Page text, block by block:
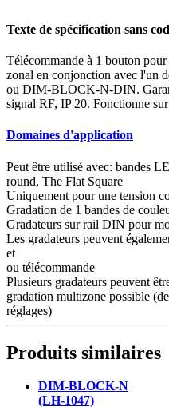
Texte de spécification sans
Télécommande à 1 bouton
zonal en conjonction avec l'un
ou DIM-BLOCK-N-DIN.
signal RF, IP 20. Fonctionne
Domaines d'application
Peut être utilisé avec: bandes
round, The Flat Square
Uniquement pour une tension
Gradation de 1 bandes de
Gradateurs sur rail DIN pour
Les gradateurs peuvent
et
ou télécommande
Plusieurs gradateurs peuvent
gradation multizone possible
réglages)
Produits similaires
DIM-BLOCK-N
(LH-1047)